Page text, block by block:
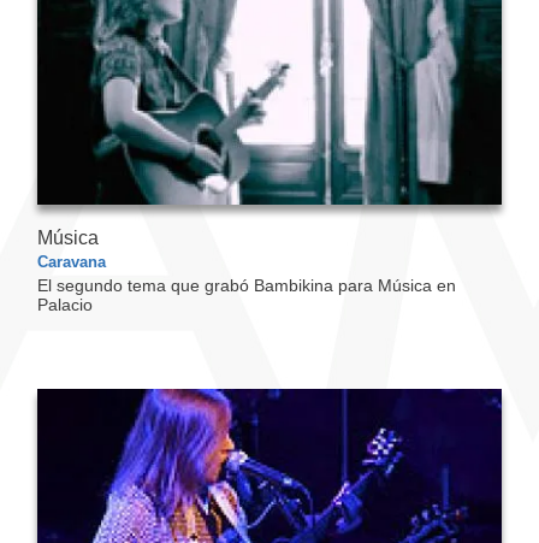
Música
Caravana
El segundo tema que grabó Bambikina para Música en
Palacio